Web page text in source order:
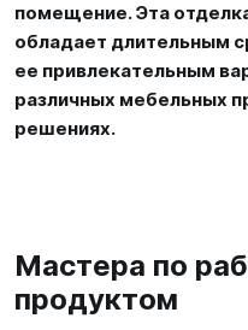
помещение. Эта
обладает длительным
ее привлекательным
различных мебельных
решениях.
Мастера по
продуктом